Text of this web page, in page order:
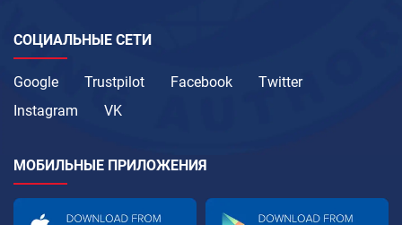
СОЦИАЛЬНЫЕ СЕТИ
Google Trustpilot Facebook
Twitter
Instagram
VK
МОБИЛЬНЫЕ ПРИЛОЖЕНИЯ